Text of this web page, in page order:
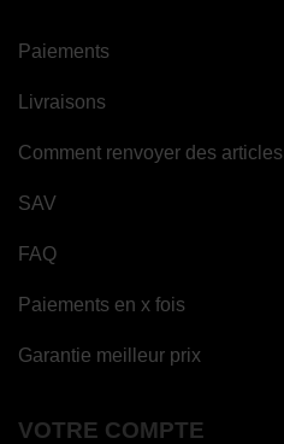
Paiements
Livraisons
Comment renvoyer des articles
SAV
FAQ
Paiements en x fois
Garantie meilleur prix
VOTRE COMPTE